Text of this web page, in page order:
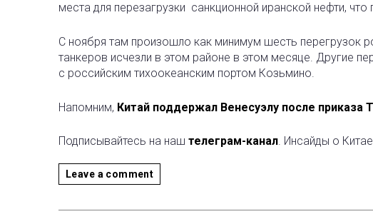
места для перезагрузки санкционной иранской нефти,
С ноября там произошло как минимум шесть перегрузок
танкеров исчезли в этом районе в этом месяце. Другие
с российским тихоокеанским портом Козьмино.
Напомним, Китай поддержал Венесуэлу после
Подписывайтесь на наш телеграм-канал. Инсайды о
Leave a comment